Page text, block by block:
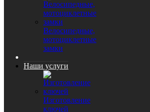
Велосипедные,
мотоциклетные
замки
Наши услуги
Изготовление
ключей